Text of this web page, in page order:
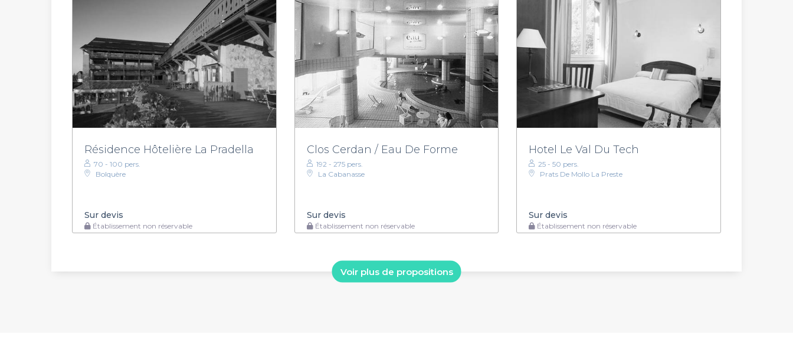
Résidence Hôtelière La Pradella
70 - 100 pers.
Bolquère
Sur devis
Établissement non réservable
Clos Cerdan / Eau De Forme
192 - 275 pers.
La Cabanasse
Sur devis
Établissement non réservable
Hotel Le Val Du Tech
25 - 50 pers.
Prats De Mollo La Preste
Sur devis
Établissement non réservable
Voir plus de propositions